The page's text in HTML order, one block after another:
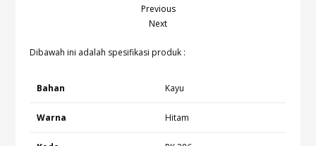
Previous
Next
Dibawah ini adalah spesifikasi produk :
Bahan Kayu
Warna Hitam